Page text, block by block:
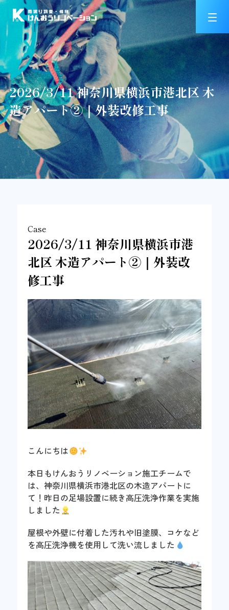
2026/3/11 神奈川県横浜市港北区 木
造アパート②｜外装改修工事
Case
2026/3/11 神奈川県横浜市港
北区 木造アパート②｜外装改
修工事
こんにちは
本日もけんおうリノベーション施工チームで
は、神奈川県横浜市港北区の木造アパートに
て！昨日の足場設置に続き高圧洗浄作業を実施
しました
屋根や外壁に付着した汚れや旧塗膜、コケなど
を高圧洗浄機を使用して洗い流しました